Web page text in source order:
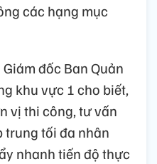
các hạng mục
đốc Ban Quản
khu vực 1 cho biết,
vị thi công, tư vấn
trung tối đa nhân
nhanh tiến độ thực